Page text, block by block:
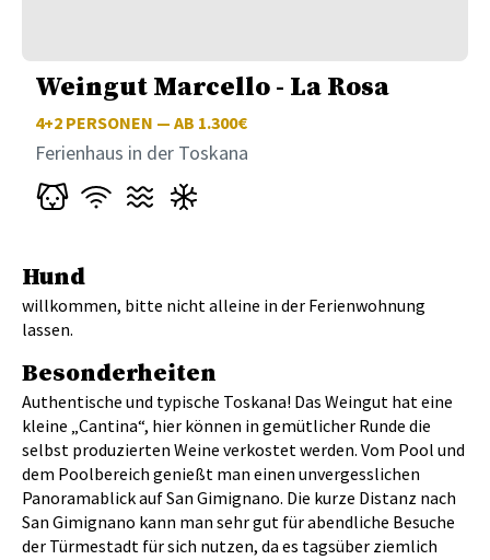
Weingut Marcello - La Rosa
4+2 PERSONEN — AB 1.300€
Ferienhaus in der Toskana
Hund
willkommen, bitte nicht alleine in der Ferienwohnung
lassen.
Besonderheiten
Authentische und typische Toskana! Das Weingut hat eine
kleine „Cantina“, hier können in gemütlicher Runde die
selbst produzierten Weine verkostet werden. Vom Pool und
dem Poolbereich genießt man einen unvergesslichen
Panoramablick auf San Gimignano. Die kurze Distanz nach
San Gimignano kann man sehr gut für abendliche Besuche
der Türmestadt für sich nutzen, da es tagsüber ziemlich